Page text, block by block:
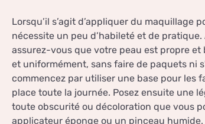
Lorsqu’il s’agit d’appliquer du maquillage
nécessite un peu d’habileté et de
assurez-vous que votre peau est propre
et uniformément, sans faire de paquets ni
commencez par utiliser une base pour les
place toute la journée. Posez ensuite une
toute obscurité ou décoloration que vous
applicateur éponge ou un pinceau